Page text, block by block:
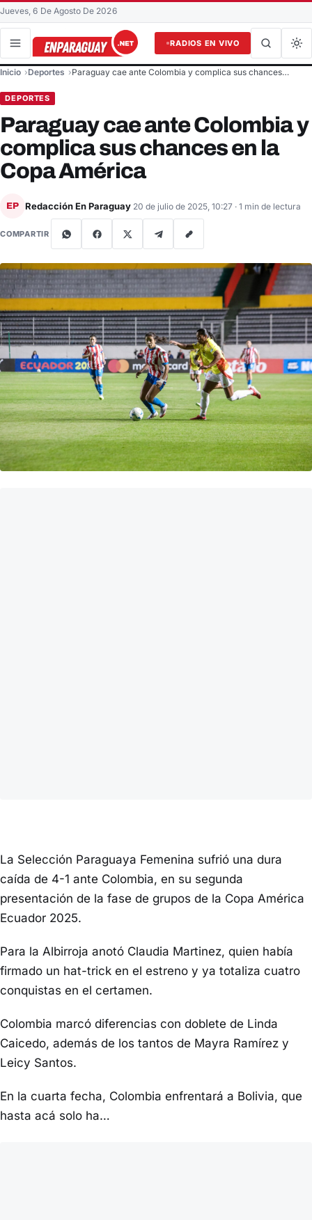
Jueves, 6 De Agosto De 2026
RADIOS EN VIVO
Buscar en el sitio
Inicio Deportes Paraguay cae ante Colombia y complica sus chances…
DEPORTES
Paraguay cae ante Colombia y
complica sus chances en la
Copa América
EP Redacción En Paraguay 20 de julio de 2025, 10:27 · 1 min de lectura
COMPARTIR
La Selección Paraguaya Femenina sufrió una dura
caída de 4-1 ante Colombia, en su segunda
presentación de la fase de grupos de la Copa América
Ecuador 2025.
Para la Albirroja anotó Claudia Martinez, quien había
firmado un hat-trick en el estreno y ya totaliza cuatro
conquistas en el certamen.
Colombia marcó diferencias con doblete de Linda
Caicedo, además de los tantos de Mayra Ramírez y
Leicy Santos.
En la cuarta fecha, Colombia enfrentará a Bolivia, que
hasta acá solo ha…